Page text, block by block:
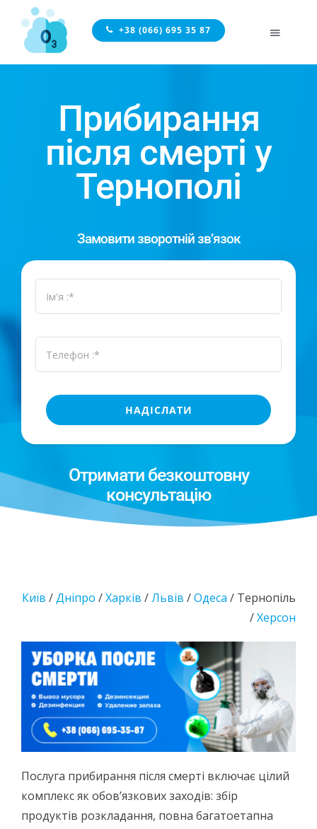
content
+38 (066) 695 35 87
Toggle
ПОСЛУГИ
ВІДГУКИ
КОНТАКТИ
ТЕРНОПІЛЬ
UA
Прибирання
після смерті у
Тернополі
Замовити зворотній зв’язок
НАДІСЛАТИ
Отримати безкоштовну
консультацію
Київ /Дніпро /Харків /Львів /Одеса / Тернопіль
/Херсон
Послуга прибирання після смерті включає цілий
комплекс як обов’язкових заходів: збір
продуктів розкладання, повна багатоетапна